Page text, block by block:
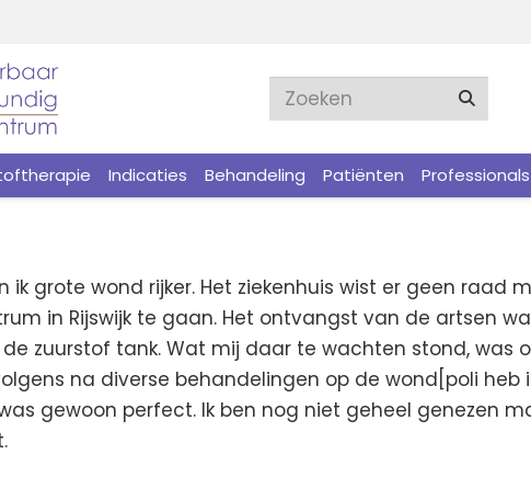
Indicaties Behandeling Patiënten Professionals
ik grote wond rijker. Het ziekenhuis wist er geen raad
in Rijswijk te gaan. Het ontvangst van de artsen
zuurstof tank. Wat mij daar te wachten stond, was
na diverse behandelingen op de wond[poli
gewoon perfect. Ik ben nog niet geheel genezen